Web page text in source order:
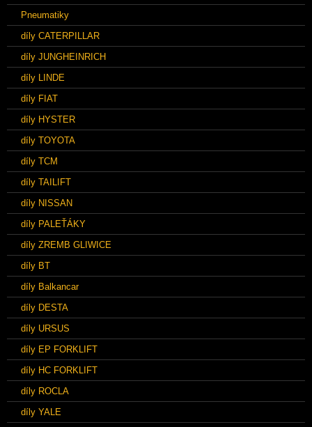
Pneumatiky
díly CATERPILLAR
díly JUNGHEINRICH
díly LINDE
díly FIAT
díly HYSTER
díly TOYOTA
díly TCM
díly TAILIFT
díly NISSAN
díly PALEŤÁKY
díly ZREMB GLIWICE
díly BT
díly Balkancar
díly DESTA
díly URSUS
díly EP FORKLIFT
díly HC FORKLIFT
díly ROCLA
díly YALE